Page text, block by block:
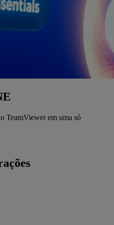
TeamViewer em uma só